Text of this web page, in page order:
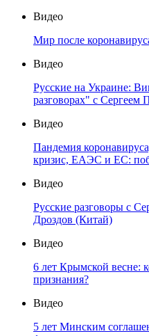
Видео
Мир после
Видео
Русские на Украине:
разговорах" с Сергеем
Видео
Пандемия
кризис, ЕАЭС и ЕС:
Видео
Русские разговоры с
Дроздов (Китай)
Видео
6 лет Крымской весне:
признания?
Видео
5 лет Минским